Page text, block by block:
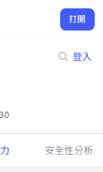
打開
登入
安全性分析